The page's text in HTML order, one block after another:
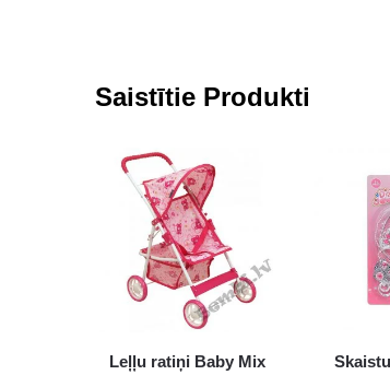
Saistītie Produkti
Leļļu ratiņi Baby Mix